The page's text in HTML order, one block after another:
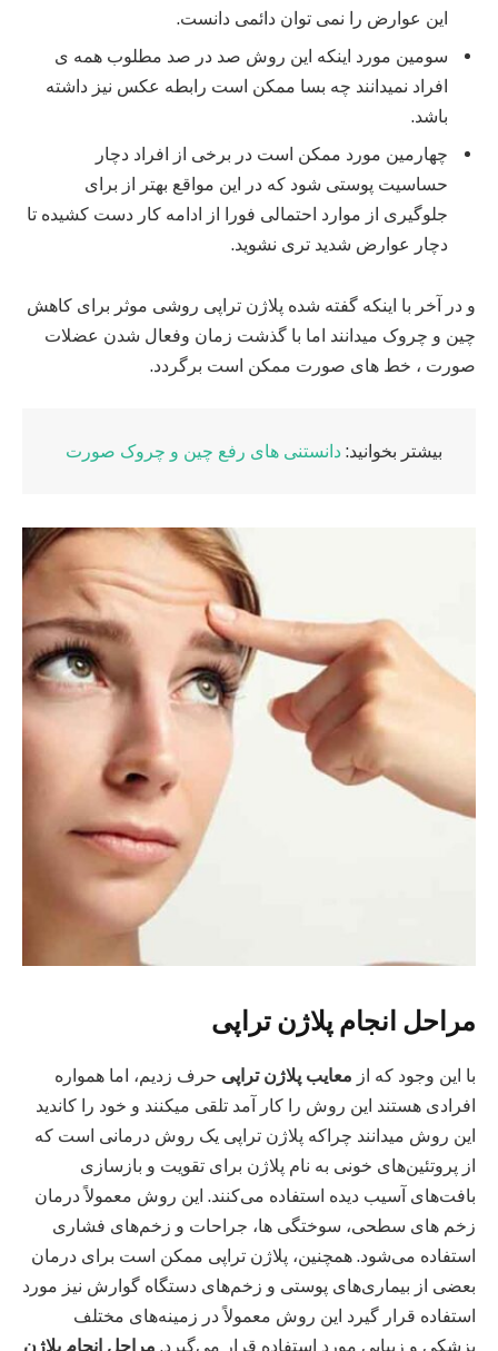
این عوارض را نمی توان دائمی دانست.
سومین مورد اینکه این روش صد در صد مطلوب همه ی
افراد نمیدانند چه بسا ممکن است رابطه عکس نیز داشته
باشد.
چهارمین مورد ممکن است در برخی از افراد دچار
حساسیت پوستی شود که در این مواقع بهتر از برای
جلوگیری از موارد احتمالی فورا از ادامه کار دست کشیده تا
دچار عوارض شدید تری نشوید.
و در آخر با اینکه گفته شده پلاژن تراپی روشی موثر برای کاهش
چین و چروک میدانند اما با گذشت زمان وفعال شدن عضلات
صورت ، خط های صورت ممکن است برگردد.
بیشتر بخوانید: دانستنی های رفع چین و چروک صورت
مراحل انجام پلاژن تراپی
با این وجود که از معایب پلاژن تراپی حرف زدیم، اما همواره
افرادی هستند این روش را کار آمد تلقی میکنند و خود را کاندید
این روش میدانند چراکه پلاژن تراپی یک روش درمانی است که
از پروتئین‌های خونی به نام پلاژن برای تقویت و بازسازی
بافت‌های آسیب دیده استفاده می‌کنند. این روش معمولاً درمان
زخم‌ های سطحی، سوختگی‌ ها، جراحات و زخم‌های فشاری
استفاده می‌شود. همچنین، پلاژن تراپی ممکن است برای درمان
بعضی از بیماری‌های پوستی و زخم‌های دستگاه گوارش نیز مورد
استفاده قرار گیرد این روش معمولاً در زمینه‌های مختلف
پزشکی و زیبایی مورد استفاده قرار می‌گیرد. مراحل انجام پلاژن